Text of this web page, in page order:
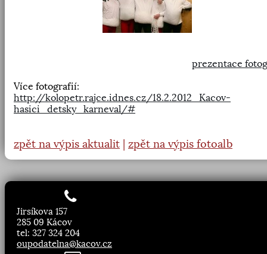
prezentace
Více fotografií:
http://kolopetr.rajce.idnes.cz/18.2.2012_Kacov-
hasici_detsky_karneval/#
zpět na výpis aktualit zpět na výpis fotoalb
Jirsíkova 157
285 09 Kácov
tel: 327 324 204
oupodatelna@kacov.cz